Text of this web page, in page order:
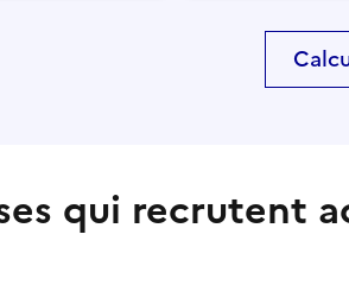
qui recrutent